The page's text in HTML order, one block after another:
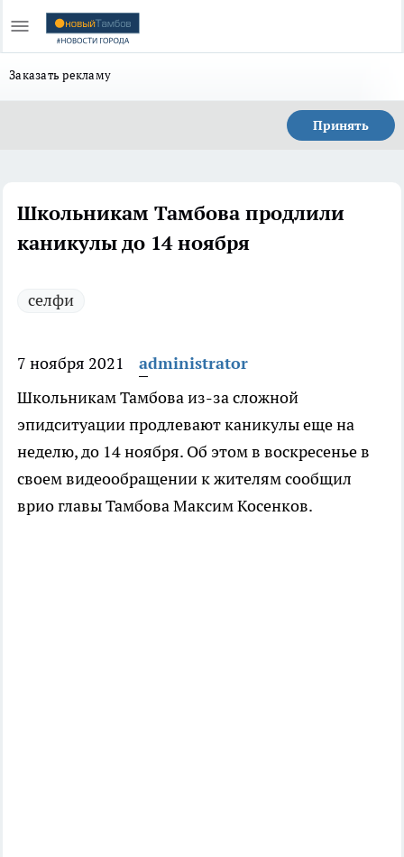
Заказать рекламу
Принять
Школьникам Тамбова продлили
каникулы до 14 ноября
селфи
7 ноября 2021
administrator
Школьникам Тамбова из-за сложной
эпидситуации продлевают каникулы еще на
неделю, до 14 ноября. Об этом в воскресенье в
своем видеообращении к жителям сообщил
врио главы Тамбова Максим Косенков.